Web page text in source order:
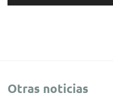
Otras noticias